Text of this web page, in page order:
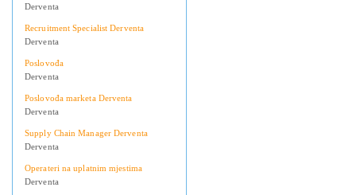
Derventa
Recruitment Specialist Derventa
Derventa
Poslovođa
Derventa
Poslovođa marketa Derventa
Derventa
Supply Chain Manager Derventa
Derventa
Operateri na uplatnim mjestima
Derventa